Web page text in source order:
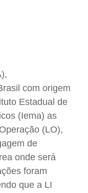
com origem
Estadual de
(Iema) as
(LO),
de
onde será
foram
que a LI